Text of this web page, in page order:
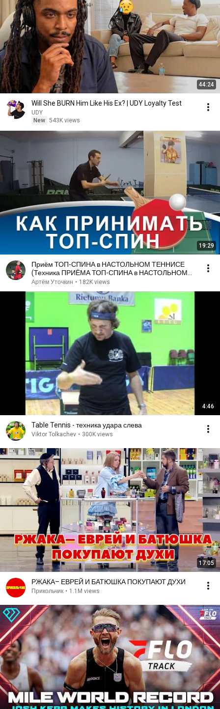
44:24
Will She BURN Him Like His Ex? | UDY Loyalty Test
UDY
New 543K views
19:29
Приём ТОП-СПИНА в НАСТОЛЬНОМ ТЕННИСЕ
(Техника ПРИЁМА ТОП-СПИНА в НАСТОЛЬНОМ
ТЕННИСЕ)
Артём Уточкин • 182K views
4:46
Table Tennis - техника удара слева
Viktor Tolkachev • 300K views
17:05
РЖАКА– ЕВРЕЙ И БАТЮШКА ПОКУПАЮТ ДУХИ
Прикольчик • 1.1M views